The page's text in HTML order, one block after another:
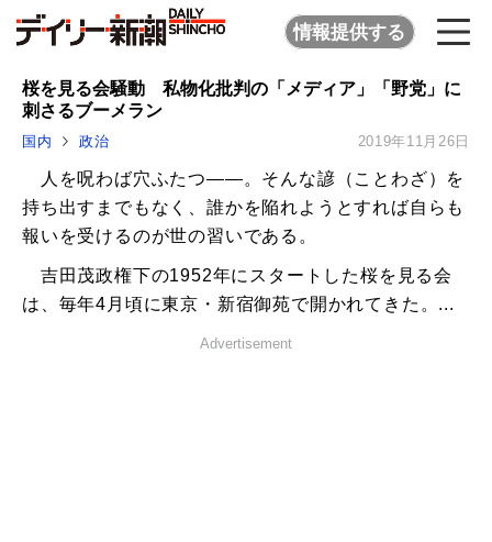
情報提供する
桜を見る会騒動 私物化批判の「メディア」「野党」に
刺さるブーメラン
国内 政治 2019年11月26日
人を呪わば穴ふたつ――。そんな諺（ことわざ）を
持ち出すまでもなく、誰かを陥れようとすれば自らも
報いを受けるのが世の習いである。
吉田茂政権下の1952年にスタートした桜を見る会
は、毎年4月頃に東京・新宿御苑で開かれてきた。...
Advertisement